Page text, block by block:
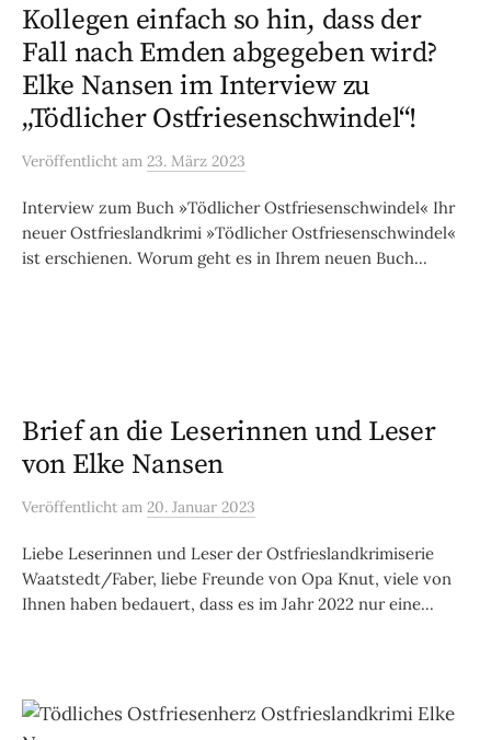
Kollegen einfach so hin, dass der
Fall nach Emden abgegeben wird?
Elke Nansen im Interview zu
„Tödlicher Ostfriesenschwindel“!
Veröffentlicht am 23. März 2023
Interview zum Buch »Tödlicher Ostfriesenschwindel« Ihr
neuer Ostfrieslandkrimi »Tödlicher Ostfriesenschwindel«
ist erschienen. Worum geht es in Ihrem neuen Buch...
Brief an die Leserinnen und Leser
von Elke Nansen
Veröffentlicht am 20. Januar 2023
Liebe Leserinnen und Leser der Ostfrieslandkrimiserie
Waatstedt/Faber, liebe Freunde von Opa Knut, viele von
Ihnen haben bedauert, dass es im Jahr 2022 nur eine...